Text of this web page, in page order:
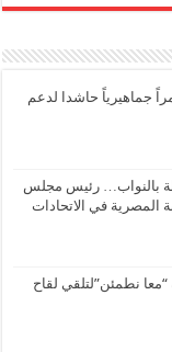
جماهيرياً حاشدا لدعم
بالنواب… رئيس مجلس
المصرية في الاتحادات
نطمئن”لتلقي لقاح